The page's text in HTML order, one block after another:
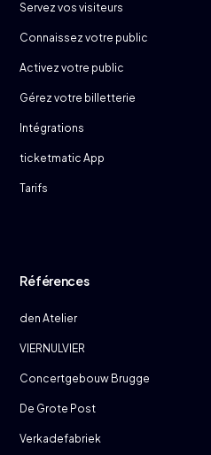
Servez vos visiteurs
Connaissez votre public
Activez votre public
Gérez votre billetterie
Intégrations
ticketmatic App
Tarifs
Références
den Atelier
VIERNULVIER
Concertgebouw Brugge
De Grote Post
Verkadefabriek